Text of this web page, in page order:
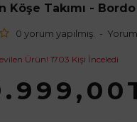
Köşe Takımı - Bordo
0 yorum yapılmış. -
Ürün! 1703 Kişi İnceledi